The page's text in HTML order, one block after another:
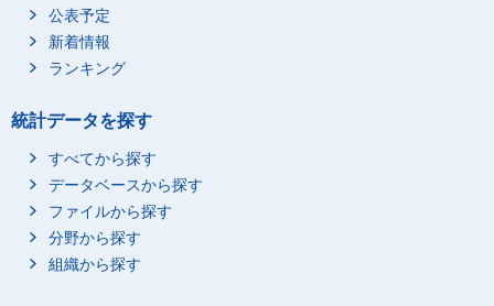
公表予定
新着情報
ランキング
統計データを探す
すべてから探す
データベースから探す
ファイルから探す
分野から探す
組織から探す